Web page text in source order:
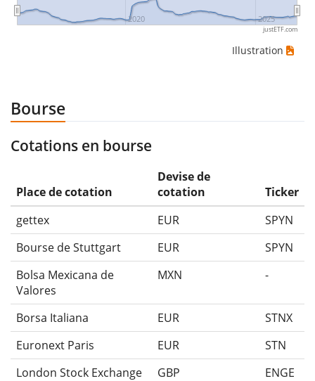
2020 2025
justETF.com
Illustration
Bourse
Cotations en bourse
Place de cotation
Devise de
cotation
Ticker
gettex
EUR
SPYN
Bourse de Stuttgart
EUR
SPYN
Bolsa Mexicana de
Valores
MXN -
Borsa Italiana EUR
STNX
Euronext Paris
EUR
STN
London Stock Exchange
GBP
ENGE